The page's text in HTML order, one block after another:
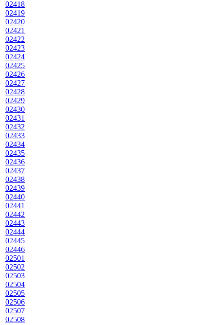
02418
02419
02420
02421
02422
02423
02424
02425
02426
02427
02428
02429
02430
02431
02432
02433
02434
02435
02436
02437
02438
02439
02440
02441
02442
02443
02444
02445
02446
02501
02502
02503
02504
02505
02506
02507
02508